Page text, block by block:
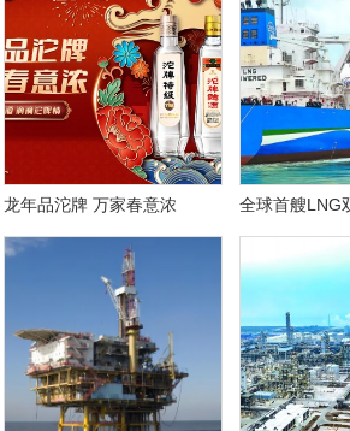
龙年品沱牌 万家春意浓